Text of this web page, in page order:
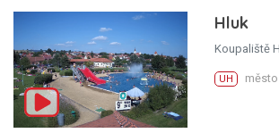
Hluk
Koupaliště
UH